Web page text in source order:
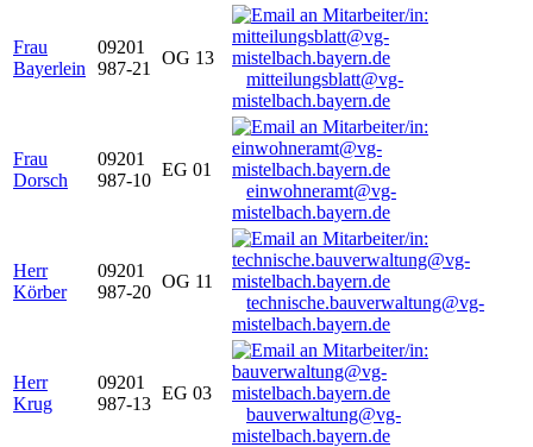
Frau
Bayerlein
09201
987-21
OG 13
mitteilungsblatt@vg-
mistelbach.bayern.de
Frau
Dorsch
09201
987-10
EG 01
einwohneramt@vg-
mistelbach.bayern.de
Herr
Körber
09201
987-20
OG 11
technische.bauverwaltung@vg-
mistelbach.bayern.de
Herr
Krug
09201
987-13
EG 03
bauverwaltung@vg-
mistelbach.bayern.de